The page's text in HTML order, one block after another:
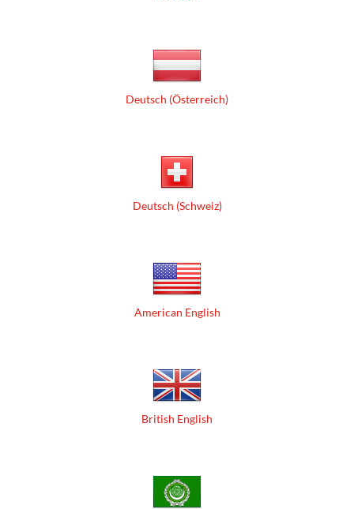
Deutsch (Österreich)
Deutsch (Schweiz)
American English
British English